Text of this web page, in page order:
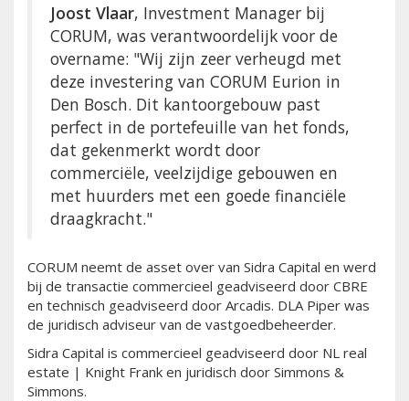
Joost Vlaar, Investment Manager bij
CORUM, was verantwoordelijk voor de
overname: "Wij zijn zeer verheugd met
deze investering van CORUM Eurion in
Den Bosch. Dit kantoorgebouw past
perfect in de portefeuille van het fonds,
dat gekenmerkt wordt door
commerciële, veelzijdige gebouwen en
met huurders met een goede financiële
draagkracht."
CORUM neemt de asset over van Sidra Capital en werd
bij de transactie commercieel geadviseerd door CBRE
en technisch geadviseerd door Arcadis. DLA Piper was
de juridisch adviseur van de vastgoedbeheerder.
Sidra Capital is commercieel geadviseerd door NL real
estate | Knight Frank en juridisch door Simmons &
Simmons.